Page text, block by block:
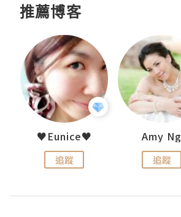
推薦博客
♥Eunice♥
追蹤
Amy Ng
追蹤